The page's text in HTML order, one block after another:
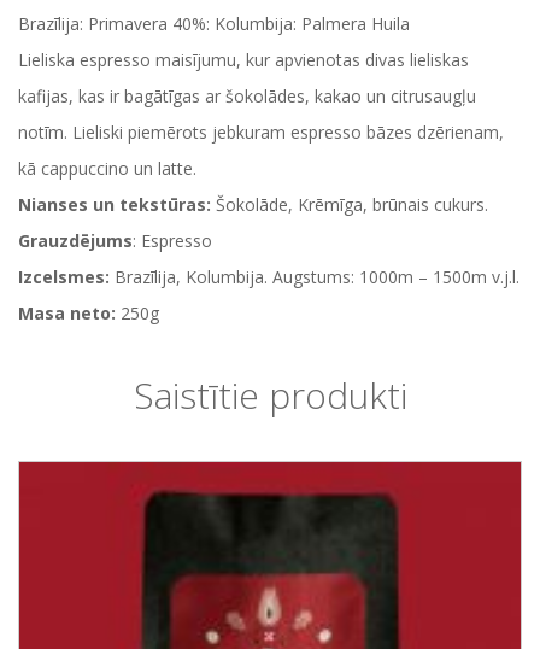
Brazīlija: Primavera 40%: Kolumbija: Palmera Huila
Lieliska espresso maisījumu, kur apvienotas divas lieliskas
kafijas, kas ir bagātīgas ar šokolādes, kakao un citrusaugļu
notīm. Lieliski piemērots jebkuram espresso bāzes dzērienam,
kā cappuccino un latte.
Nianses un tekstūras: Šokolāde, Krēmīga, brūnais cukurs.
Grauzdējums: Espresso
Izcelsmes: Brazīlija, Kolumbija. Augstums: 1000m – 1500m v.j.l.
Masa neto: 250g
Saistītie produkti